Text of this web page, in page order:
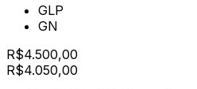
GLP
GN
R$4.500,00
R$4.050,00